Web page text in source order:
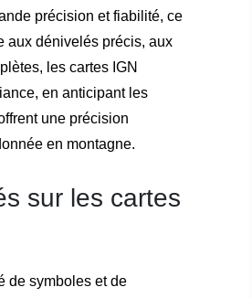
précision et fiabilité, ce
aux dénivelés précis, aux
les cartes IGN
en anticipant les
une précision
en montagne.
sur les cartes
de symboles et de